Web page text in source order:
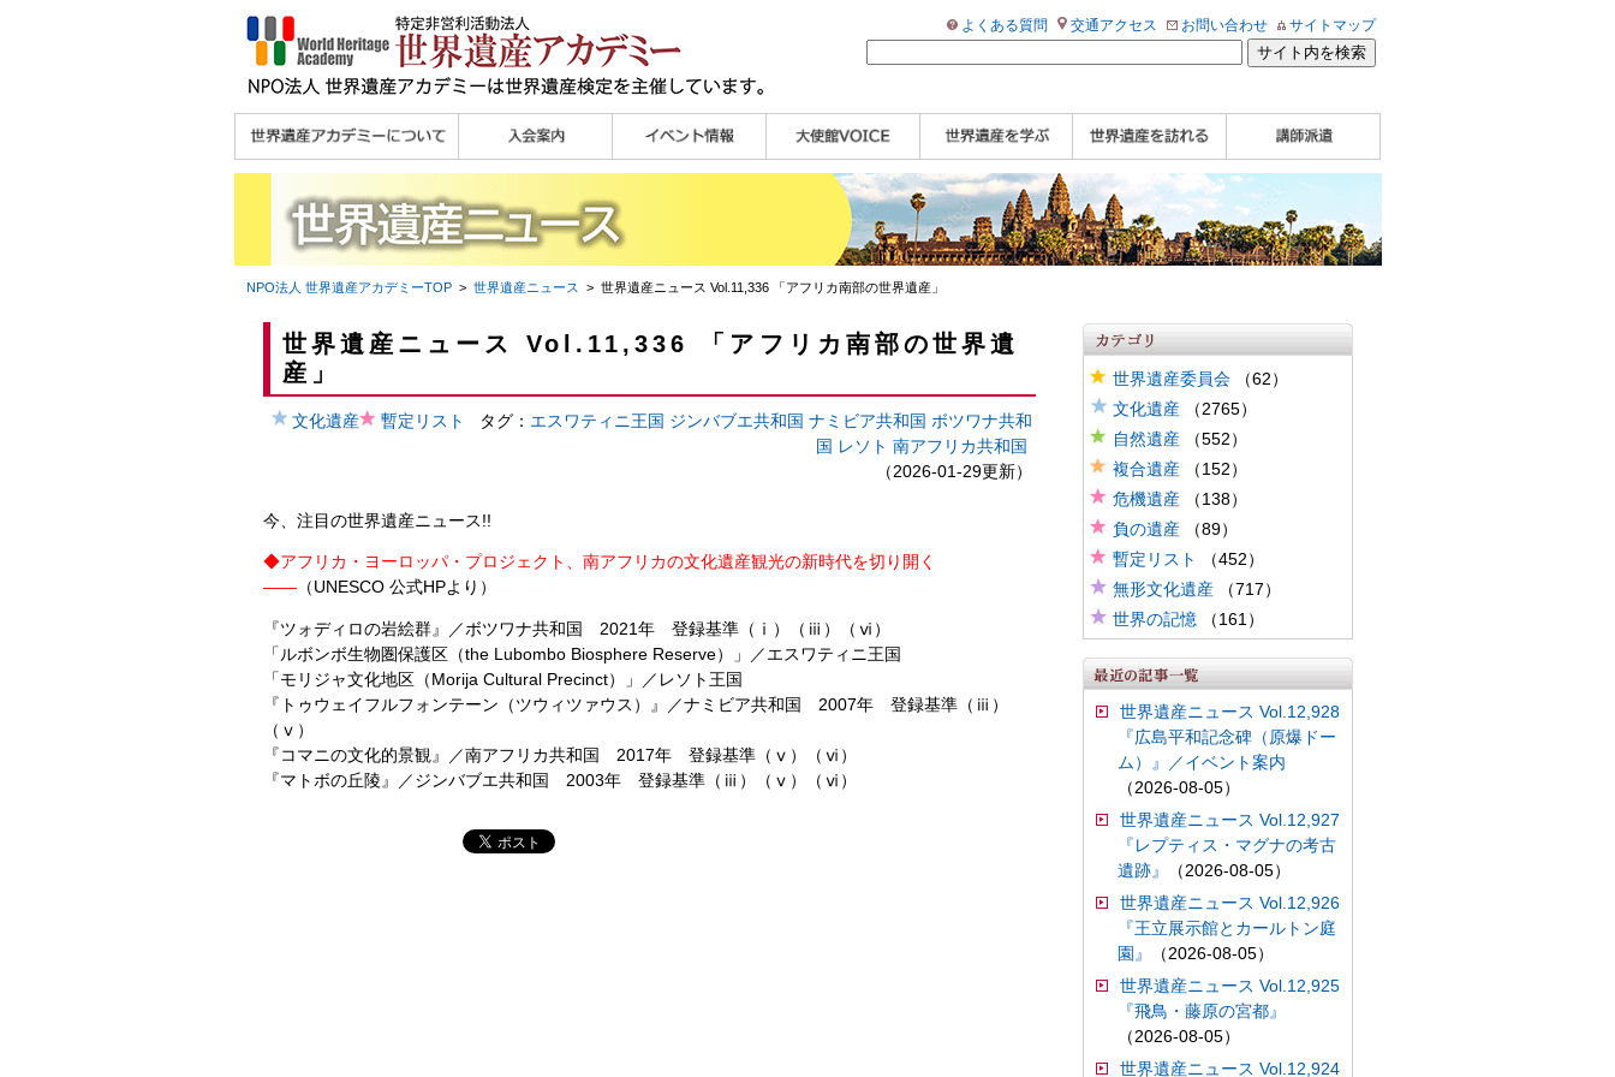
よくある質問 交通アクセス お問い合わせ サイトマップ
理念
メッセージ
主な活動内容
沿革
組織図・役員
研究員紹介 >>
宮澤 光 MIYAZAWA, Hikaru
研究員によるメディ
ア協力など
法人会員・協賛団体
／公認団体
メディア協力／プレ
スリリース
個人会員
法人会員
会報誌サンプル
会員限定ページ 講演会
大使館セミナー
展示会
講座・セミナー
ツアー情報
イベントレポート 研究員ブログ
マイスターのささや
き
WHAフォトギャラリ
ー
世界遺産応援ブログ
世界遺産検定公式
HP
学習アシスト動画
世界遺産ナビ
【pamon】
WHA認定講師について
WHA認定講師 紹介
動画
WHA認定講師 紹介
記事（会報誌）
自治体・民間団体関
係者の方へ
企業関係者の方へ
学校・教育関係者の
方へ
NPO法人 世界遺産アカデミーTOP> 世界遺産ニュース > 世界遺産ニュース Vol.11,336 「アフリカ南部の世界遺産」
世界遺産ニュース Vol.11,336 「アフリカ南部の世界遺
産」
文化遺産 暫定リスト タグ： エスワティニ王国 ジンバブエ共和国 ナミビア共和国 ボツワナ共和
国 レソト 南アフリカ共和国
（2026-01-29更新）
今、注目の世界遺産ニュース!!
◆アフリカ・ヨーロッパ・プロジェクト、南アフリカの文化遺産観光の新時代を切り開く
――（UNESCO 公式HPより）
『ツォディロの岩絵群』／ボツワナ共和国 2021年 登録基準（ⅰ）（ⅲ）（ⅵ）
「ルボンボ生物圏保護区（the Lubombo Biosphere Reserve）」／エスワティニ王国
「モリジャ文化地区（Morija Cultural Precinct）」／レソト王国
『トゥウェイフルフォンテーン（ツウィツァウス）』／ナミビア共和国 2007年 登録基準（ⅲ）
（ⅴ）
『コマニの文化的景観』／南アフリカ共和国 2017年 登録基準（ⅴ）（ⅵ）
『マトボの丘陵』／ジンバブエ共和国 2003年 登録基準（ⅲ）（ⅴ）（ⅵ）
世界遺産委員会（62）
文化遺産（2765）
自然遺産（552）
複合遺産（152）
危機遺産（138）
負の遺産（89）
暫定リスト
（452）
無形文化遺産（717）
世界の記憶（161）
世界遺産ニュース Vol.12,928
『広島平和記念碑（原爆ドー
ム）』／イベント案内
（2026-08-05）
世界遺産ニュース Vol.12,927
『レプティス・マグナの考古
遺跡』
（2026-08-05）
世界遺産ニュース Vol.12,926
『王立展示館とカールトン庭
園』
（2026-08-05）
世界遺産ニュース Vol.12,925
『飛鳥・藤原の宮都』
（2026-08-05）
世界遺産ニュース Vol.12,924